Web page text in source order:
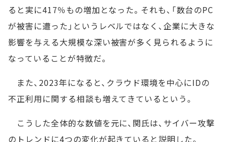
ると実に417％もの増加となった。それも、「数台のPC
が被害に遭った」というレベルではなく、企業に大きな
影響を与える大規模な深い被害が多く見られるように
なっていることが特徴だ。
また、2023年になると、クラウド環境を中心にIDの
不正利用に関する相談も増えてきているという。
こうした全体的な数値を元に、関氏は、サイバー攻撃
のトレンドに4つの変化が起きていると説明した。